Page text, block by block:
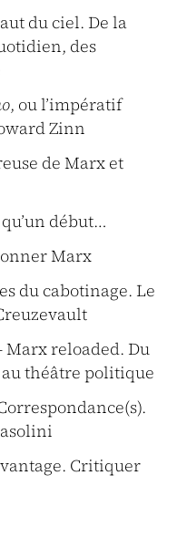
du ciel. De la
des
, ou l’impératif
Zinn
de Marx et
qu’un début…
Marx
du cabotinage. Le
Marx reloaded. Du
théâtre politique
Critiquer